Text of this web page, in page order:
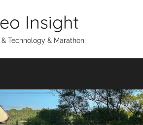
Insight
& Technology & Marathon